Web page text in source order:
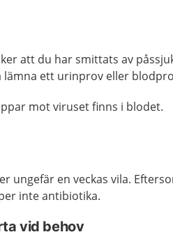
att du har smittats av
lämna ett urinprov eller
mot viruset finns i blodet.
ungefär en veckas vila.
inte antibiotika.
vid behov